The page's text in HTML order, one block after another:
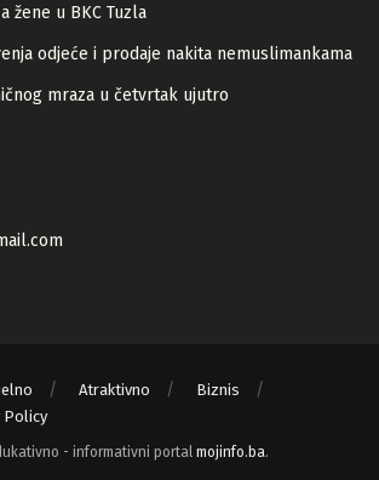
žene u BKC Tuzla
odjeće i prodaje nakita nemuslimankama
mraza u četvrtak ujutro
Atraktivno
Biznis
Policy
- informativni portal mojinfo.ba.